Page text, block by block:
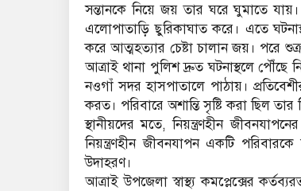
সন্তানকে নিয়ে জয় তার ঘরে ঘুমাতে
এলোপাতাড়ি ছুরিকাঘাত করে। এতে
করে আত্মহত্যার চেষ্টা চালান জয়। পরে
আত্রাই থানা পুলিশ দ্রুত ঘটনাস্থলে পৌঁছে
নওগাঁ সদর হাসপাতালে পাঠায়।
করত। পরিবারে অশান্তি সৃষ্টি করা ছিল তার
স্থানীয়দের মতে, নিয়ন্ত্রণহীন
নিয়ন্ত্রণহীন জীবনযাপন একটি
উদাহরণ।
আত্রাই উপজেলা স্বাস্থ্য কমপ্লেক্সের